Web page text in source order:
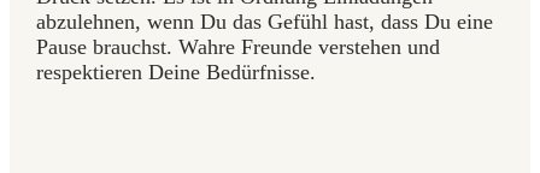
abzulehnen, wenn Du das Gefühl hast, dass Du eine
Pause brauchst. Wahre Freunde verstehen und
respektieren Deine Bedürfnisse.